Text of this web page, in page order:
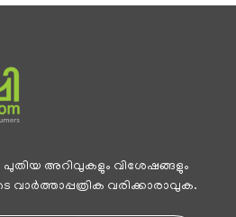
അറിവുകളും വിശേഷങ്ങളും
വരിക്കാരാവുക.